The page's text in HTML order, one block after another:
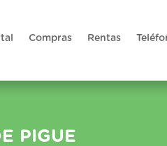
Compras Rentas
PIGUE